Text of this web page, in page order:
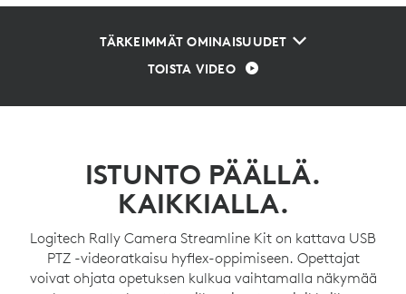
TÄRKEIMMÄT OMINAISUUDET
TOISTA VIDEO
ISTUNTO PÄÄLLÄ.
KAIKKIALLA.
Logitech Rally Camera Streamline Kit on kattava USB
PTZ -videoratkaisu hyflex-oppimiseen. Opettajat
voivat ohjata opetuksen kulkua vaihtamalla näkymää